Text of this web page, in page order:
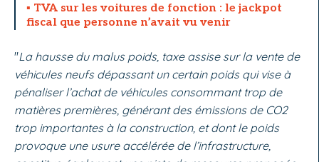
TVA sur les voitures de fonction : le jackpot
fiscal que personne n’avait vu venir
"La hausse du malus poids, taxe assise sur la vente de
véhicules neufs dépassant un certain poids qui vise à
pénaliser l’achat de véhicules consommant trop de
matières premières, générant des émissions de CO2
trop importantes à la construction, et dont le poids
provoque une usure accélérée de l’infrastructure,